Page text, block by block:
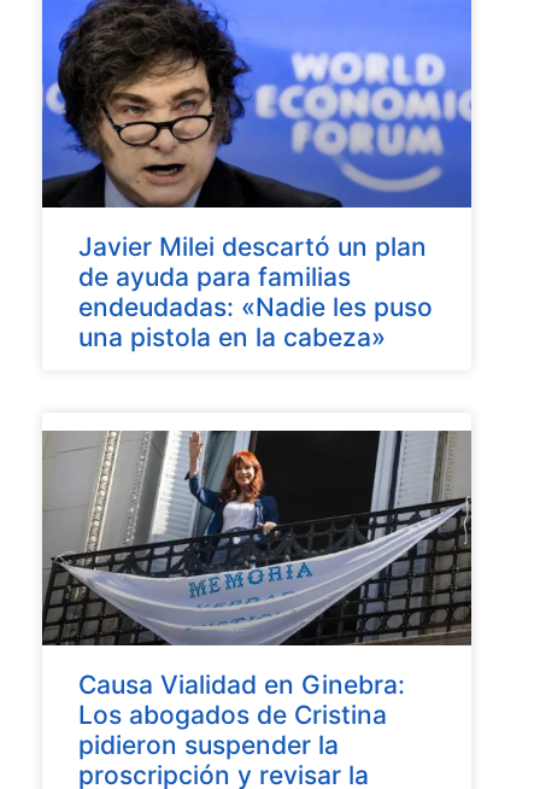
Javier Milei descartó un plan
de ayuda para familias
endeudadas: «Nadie les puso
una pistola en la cabeza»
Causa Vialidad en Ginebra:
Los abogados de Cristina
pidieron suspender la
proscripción y revisar la